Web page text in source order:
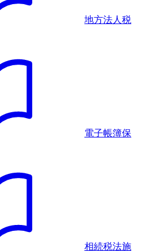
地方法人税
電子帳簿保
相続税法施